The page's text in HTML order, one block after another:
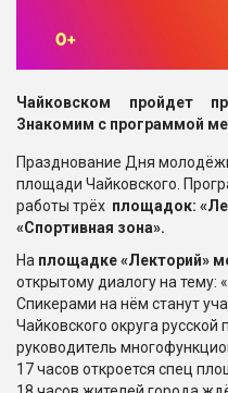
Чайковском пройдет
Знакомим с программой
Празднование Дня
площади Чайковского.
работы трёх площадок:
«Спортивная зона».
На площадке «Лекторий»
открытому диалогу на тему:
Спикерами на нём станут
Чайковского округа
руководитель
17 часов откроется спец